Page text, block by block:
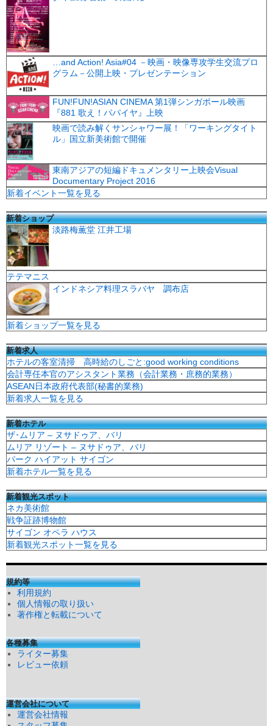
…and Action! Asia#04 －映画・映像専攻学生交流プロ
グラム－公開上映・プレゼンテーション
FUN!FUN!ASIAN CINEMA 第1弾シンガポール映画
『881 歌え！パパイヤ』上映
映画で読み解くサンシャワー展！「ワーキングタイト
ル」国立新美術館で開催
東南アジアの短編ドキュメンタリー上映会Visual
Documentary Project 2016
新着イベント一覧を見る
新着ショップ
淡路梅薫堂 江井工場
テテマニス
インドネシア料理スラバヤ 調布店
新着ショップ一覧を見る
新着求人
ホテルの客室清掃 高時給のしごと:good working conditions
会計専任本官のアシスタント業務（会計業務・庶務的業務）
ASEAN日本政府代表部(秘書的業務)
新着求人一覧を見る
新着ホテル
ザ･ムリア – ヌサドゥア、バリ
ムリア リゾート – ヌサドゥア、バリ
パーク ハイアット サイゴン
新着ホテル一覧を見る
新着観光スポット
ネカ美術館
戦争証跡博物館
サイゴン オペラ ハウス
新着観光スポット一覧を見る
規約等
利用規約
個人情報の取り扱い
著作権と転載について
各種募集
ライター募集
レビュー依頼
運営会社について
運営会社情報